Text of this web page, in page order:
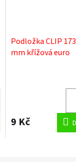
Podložka CLIP
mm křížová euro
z
9 Kč